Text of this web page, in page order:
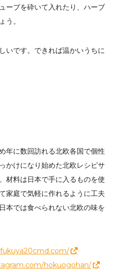
ーブを砕いて入れたり、ハーブ
う。
いです。できれば温かいうちに
年に数回訪れる北欧各国で個性
かけになり始めた北欧レシピサ
材料は日本で手に入るものを使
家庭で気軽に作れるように工夫
本では食べられない北欧の味を
hokuogohan/